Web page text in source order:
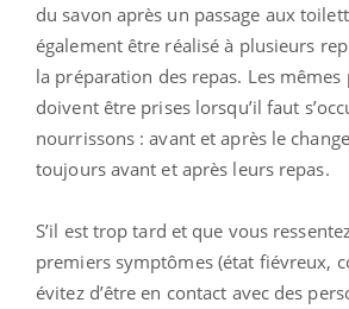
du savon après un passage aux
également être réalisé à plusieurs
la préparation des repas. Les
doivent être prises lorsqu’il faut
nourrissons : avant et après le
toujours avant et après leurs repas.
S’il est trop tard et que vous
premiers symptômes (état fiévreux,
évitez d’être en contact avec des